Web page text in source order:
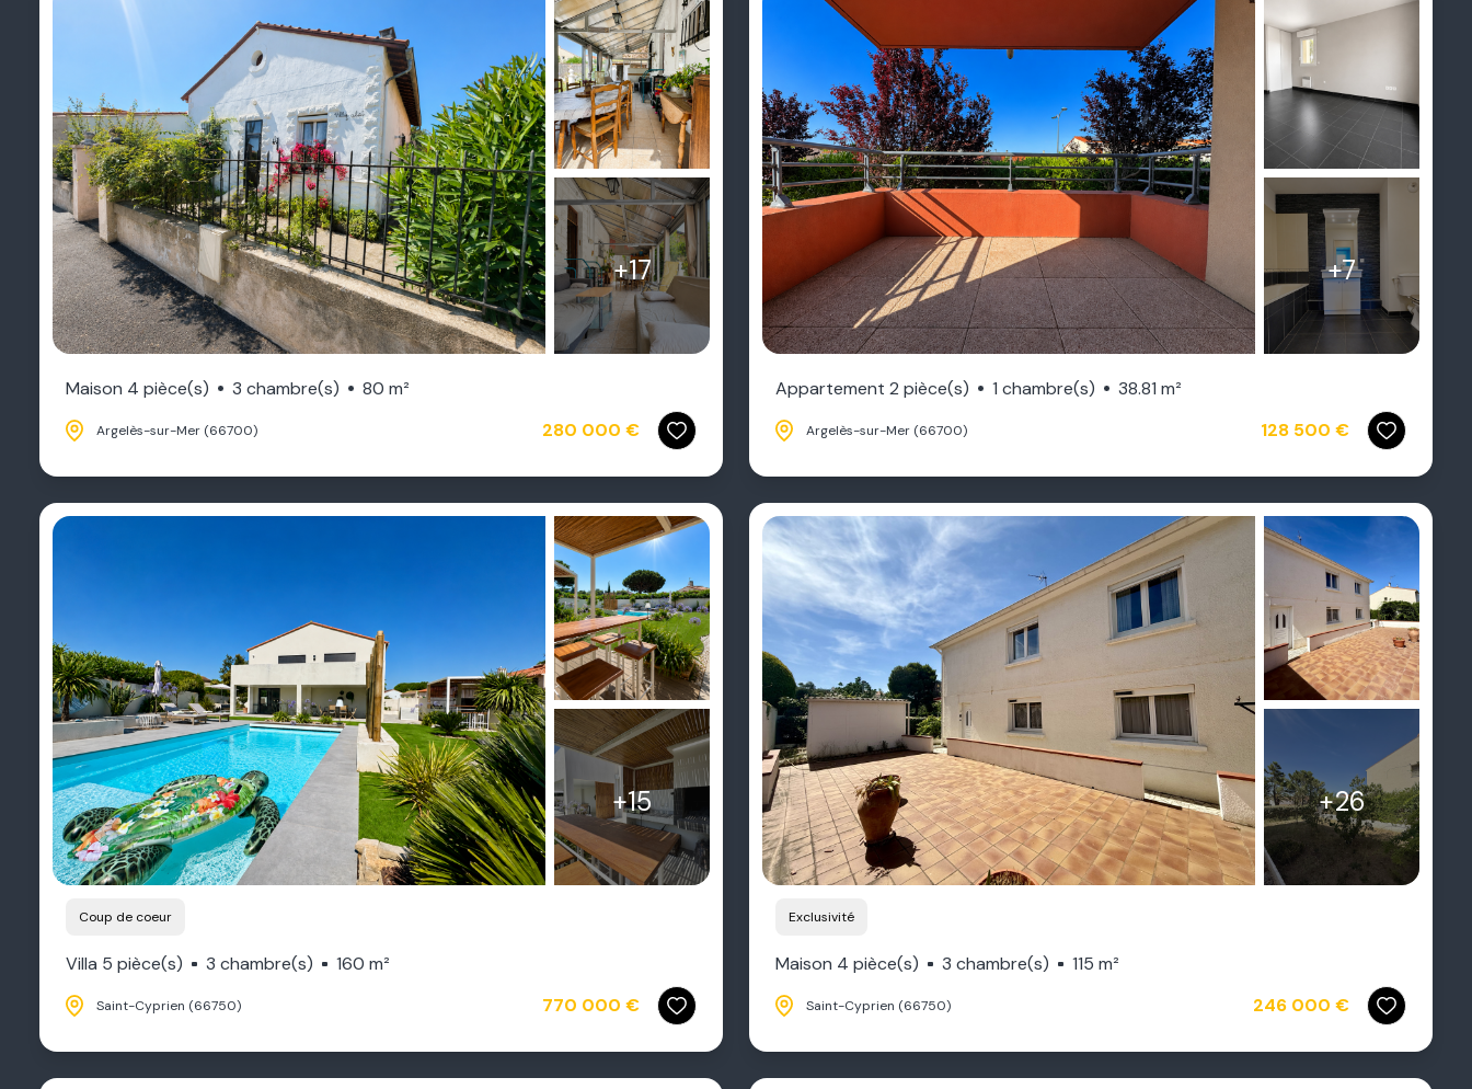
+17
Maison 4 pièce(s) 3 chambre(s) 80 m²
Argelès-sur-Mer (66700) 280 000 €
+7
Appartement 2 pièce(s) 1 chambre(s) 38.81 m²
Argelès-sur-Mer (66700) 128 500 €
+15
Coup de coeur
Villa 5 pièce(s) 3 chambre(s) 160 m²
Saint-Cyprien (66750) 770 000 €
+26
Exclusivité
Maison 4 pièce(s) 3 chambre(s) 115 m²
Saint-Cyprien (66750) 246 000 €